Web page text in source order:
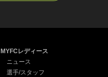
MYFCレディース
ニュース
選手/スタッフ